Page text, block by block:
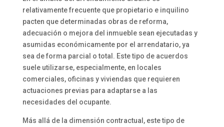
relativamente frecuente que propietario e inquilino
pacten que determinadas obras de reforma,
adecuación o mejora del inmueble sean ejecutadas y
asumidas económicamente por el arrendatario, ya
sea de forma parcial o total. Este tipo de acuerdos
suele utilizarse, especialmente, en locales
comerciales, oficinas y viviendas que requieren
actuaciones previas para adaptarse a las
necesidades del ocupante.
Más allá de la dimensión contractual, este tipo de